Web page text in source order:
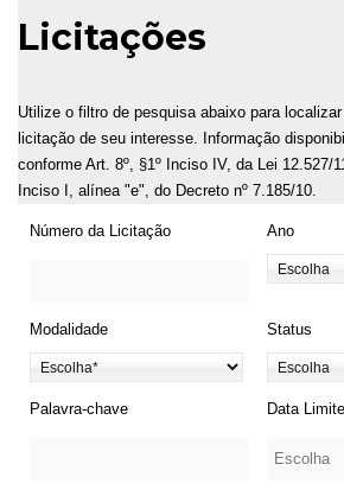
Licitações
Utilize o filtro de pesquisa abaixo para
licitação de seu interesse. Informação
conforme Art. 8º, §1º Inciso IV, da Lei 12.527/
Inciso I, alínea "e", do Decreto nº 7.185/10.
Número da Licitação Ano
Modalidade Status
Palavra-chave Data Limite